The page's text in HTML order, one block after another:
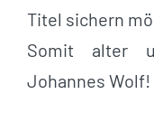
Titel sichern
Somit alter
Johannes Wolf!